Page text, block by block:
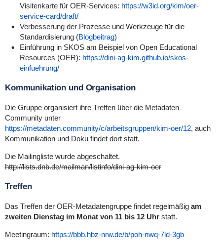
Visitenkarte für OER-Services: https://w3id.org/kim/oer-
service-card/draft/
Verbesserung der Prozesse und Werkzeuge für die
Standardisierung (Blogbeitrag)
Einführung in SKOS am Beispiel von Open Educational
Resources (OER): https://dini-ag-kim.github.io/skos-
einfuehrung/
Kommunikation und Organisation
Die Gruppe organisiert ihre Treffen über die Metadaten
Community unter
https://metadaten.community/c/arbeitsgruppen/kim-oer/12, auch
Kommunikation und Doku findet dort statt.
Die Mailingliste wurde abgeschaltet.
http://lists.dnb.de/mailman/listinfo/dini-ag-kim-oer
Treffen
Das Treffen der OER-Metadatengruppe findet regelmäßig am
zweiten Dienstag im Monat von 11 bis 12 Uhrstatt.
Meetingraum: https://bbb.hbz-nrw.de/b/poh-nwq-7ld-3gb